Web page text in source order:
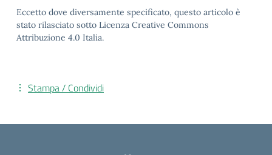
Eccetto dove diversamente specificato, questo articolo è
stato rilasciato sotto Licenza Creative Commons
Attribuzione 4.0 Italia.
Stampa / Condividi